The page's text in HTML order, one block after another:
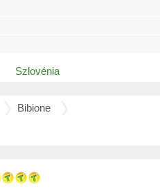
Szlovénia
Bibione